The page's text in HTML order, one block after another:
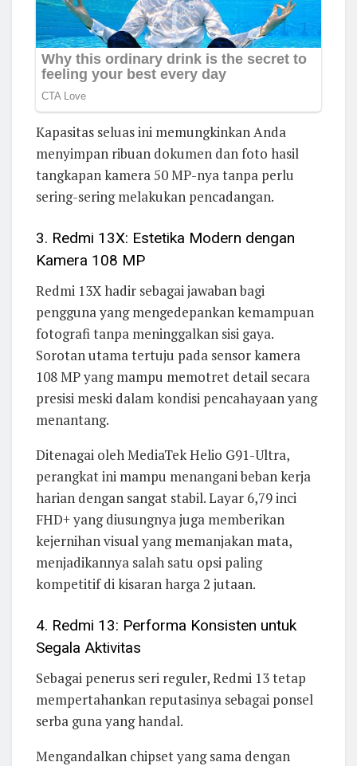
Kapasitas seluas ini memungkinkan Anda
menyimpan ribuan dokumen dan foto hasil
tangkapan kamera 50 MP-nya tanpa perlu
sering-sering melakukan pencadangan.
3. Redmi 13X: Estetika Modern dengan
Kamera 108 MP
Redmi 13X hadir sebagai jawaban bagi
pengguna yang mengedepankan kemampuan
fotografi tanpa meninggalkan sisi gaya.
Sorotan utama tertuju pada sensor kamera
108 MP yang mampu memotret detail secara
presisi meski dalam kondisi pencahayaan yang
menantang.
Ditenagai oleh MediaTek Helio G91-Ultra,
perangkat ini mampu menangani beban kerja
harian dengan sangat stabil. Layar 6,79 inci
FHD+ yang diusungnya juga memberikan
kejernihan visual yang memanjakan mata,
menjadikannya salah satu opsi paling
kompetitif di kisaran harga 2 jutaan.
4. Redmi 13: Performa Konsisten untuk
Segala Aktivitas
Sebagai penerus seri reguler, Redmi 13 tetap
mempertahankan reputasinya sebagai ponsel
serba guna yang handal.
Mengandalkan chipset yang sama dengan